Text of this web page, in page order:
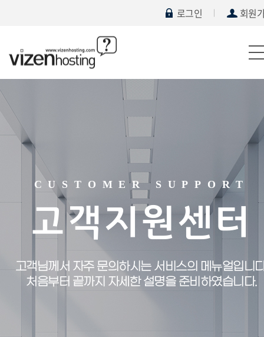
로그인 회원
CUSTOMER SUPPORT
고객지원센터
고객님께서 자주 문의하시는 서비스의 메뉴얼입니
처음부터 끝까지 자세한 설명을 준비하였습니다.